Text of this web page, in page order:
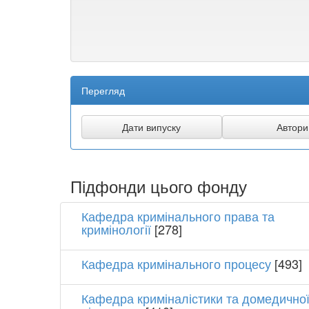
Перегляд
Підфонди цього фонду
Кафедра кримінального права та
кримінології [278]
Кафедра кримінального процесу [493]
Кафедра криміналістики та домедичної